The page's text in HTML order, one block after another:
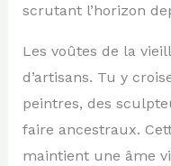
scrutant l’horizon
Les voûtes de la
d’artisans. Tu y
peintres, des
faire ancestraux.
maintient une âme